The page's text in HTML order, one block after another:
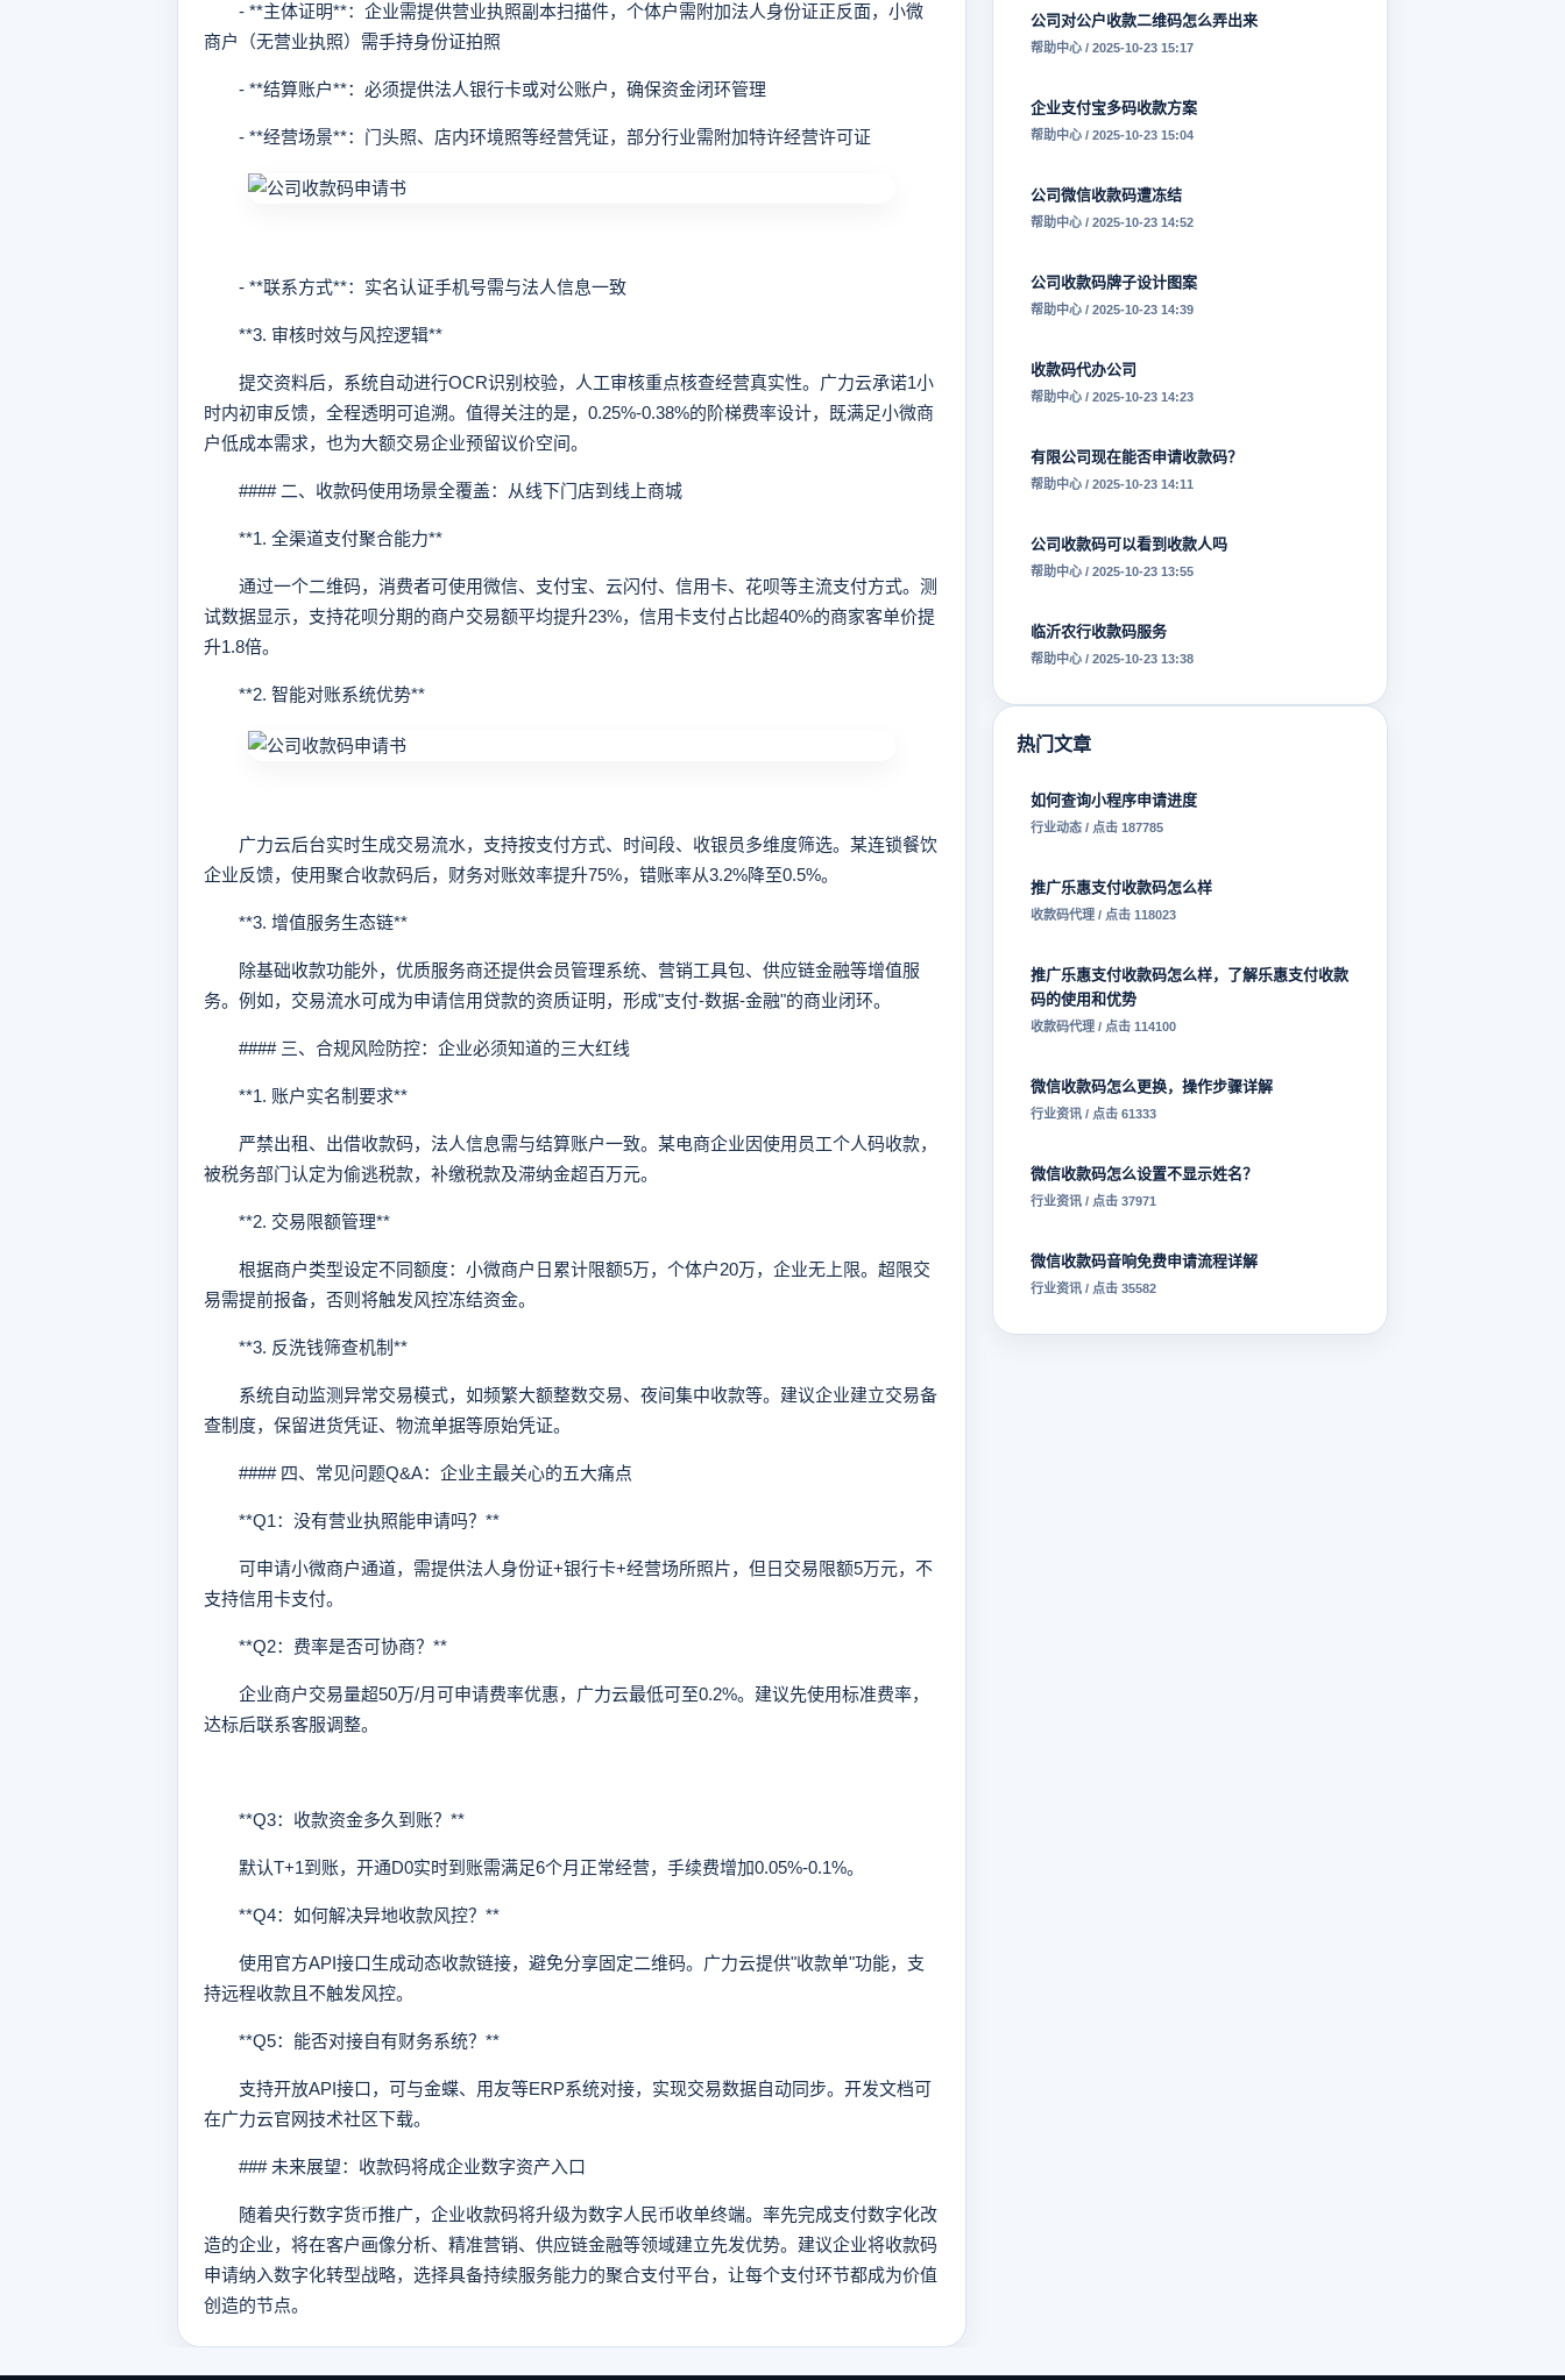
- **主体证明**：企业需提供营业执照副本扫描件，个体户需附加法人身份证正反面，小微
商户（无营业执照）需手持身份证拍照
- **结算账户**：必须提供法人银行卡或对公账户，确保资金闭环管理
- **经营场景**：门头照、店内环境照等经营凭证，部分行业需附加特许经营许可证
- **联系方式**：实名认证手机号需与法人信息一致
**3. 审核时效与风控逻辑**
提交资料后，系统自动进行OCR识别校验，人工审核重点核查经营真实性。广力云承诺1小
时内初审反馈，全程透明可追溯。值得关注的是，0.25%-0.38%的阶梯费率设计，既满足小微商
户低成本需求，也为大额交易企业预留议价空间。
#### 二、收款码使用场景全覆盖：从线下门店到线上商城
**1. 全渠道支付聚合能力**
通过一个二维码，消费者可使用微信、支付宝、云闪付、信用卡、花呗等主流支付方式。测
试数据显示，支持花呗分期的商户交易额平均提升23%，信用卡支付占比超40%的商家客单价提
升1.8倍。
**2. 智能对账系统优势**
广力云后台实时生成交易流水，支持按支付方式、时间段、收银员多维度筛选。某连锁餐饮
企业反馈，使用聚合收款码后，财务对账效率提升75%，错账率从3.2%降至0.5%。
**3. 增值服务生态链**
除基础收款功能外，优质服务商还提供会员管理系统、营销工具包、供应链金融等增值服
务。例如，交易流水可成为申请信用贷款的资质证明，形成"支付-数据-金融"的商业闭环。
#### 三、合规风险防控：企业必须知道的三大红线
**1. 账户实名制要求**
严禁出租、出借收款码，法人信息需与结算账户一致。某电商企业因使用员工个人码收款，
被税务部门认定为偷逃税款，补缴税款及滞纳金超百万元。
**2. 交易限额管理**
根据商户类型设定不同额度：小微商户日累计限额5万，个体户20万，企业无上限。超限交
易需提前报备，否则将触发风控冻结资金。
**3. 反洗钱筛查机制**
系统自动监测异常交易模式，如频繁大额整数交易、夜间集中收款等。建议企业建立交易备
查制度，保留进货凭证、物流单据等原始凭证。
#### 四、常见问题Q&A：企业主最关心的五大痛点
**Q1：没有营业执照能申请吗？**
可申请小微商户通道，需提供法人身份证+银行卡+经营场所照片，但日交易限额5万元，不
支持信用卡支付。
**Q2：费率是否可协商？**
企业商户交易量超50万/月可申请费率优惠，广力云最低可至0.2%。建议先使用标准费率，
达标后联系客服调整。
**Q3：收款资金多久到账？**
默认T+1到账，开通D0实时到账需满足6个月正常经营，手续费增加0.05%-0.1%。
**Q4：如何解决异地收款风控？**
使用官方API接口生成动态收款链接，避免分享固定二维码。广力云提供"收款单"功能，支
持远程收款且不触发风控。
**Q5：能否对接自有财务系统？**
支持开放API接口，可与金蝶、用友等ERP系统对接，实现交易数据自动同步。开发文档可
在广力云官网技术社区下载。
### 未来展望：收款码将成企业数字资产入口
随着央行数字货币推广，企业收款码将升级为数字人民币收单终端。率先完成支付数字化改
造的企业，将在客户画像分析、精准营销、供应链金融等领域建立先发优势。建议企业将收款码
申请纳入数字化转型战略，选择具备持续服务能力的聚合支付平台，让每个支付环节都成为价值
创造的节点。
公司对公户收款二维码怎么弄出来
帮助中心 / 2025-10-23 15:17
企业支付宝多码收款方案
帮助中心 / 2025-10-23 15:04
公司微信收款码遭冻结
帮助中心 / 2025-10-23 14:52
公司收款码牌子设计图案
帮助中心 / 2025-10-23 14:39
收款码代办公司
帮助中心 / 2025-10-23 14:23
有限公司现在能否申请收款码？
帮助中心 / 2025-10-23 14:11
公司收款码可以看到收款人吗
帮助中心 / 2025-10-23 13:55
临沂农行收款码服务
帮助中心 / 2025-10-23 13:38
热门文章
如何查询小程序申请进度
行业动态 / 点击 187785
推广乐惠支付收款码怎么样
收款码代理 / 点击 118023
推广乐惠支付收款码怎么样，了解乐惠支付收款
码的使用和优势
收款码代理 / 点击 114100
微信收款码怎么更换，操作步骤详解
行业资讯 / 点击 61333
微信收款码怎么设置不显示姓名？
行业资讯 / 点击 37971
微信收款码音响免费申请流程详解
行业资讯 / 点击 35582